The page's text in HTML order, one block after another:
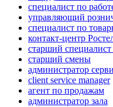
специалист по
управляющий
специалист по
контакт-центр
старший
старший смены
администратор
client service manager
агент по продажам
администратор зала